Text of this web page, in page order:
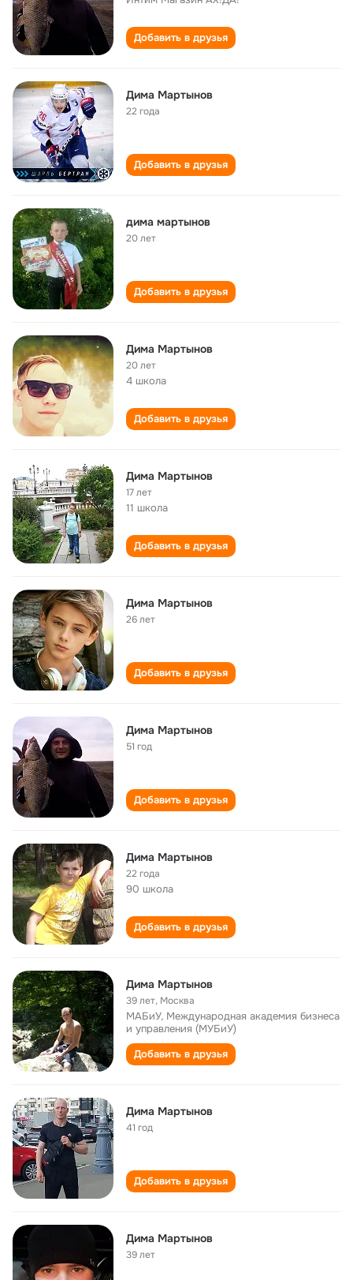
Добавить в друзья
Дима Мартынов
22 года
Добавить в друзья
дима мартынов
20 лет
Добавить в друзья
Дима Мартынов
20 лет
4 школа
Добавить в друзья
Дима Мартынов
17 лет
11 школа
Добавить в друзья
Дима Мартынов
26 лет
Добавить в друзья
Дима Мартынов
51 год
Добавить в друзья
Дима Мартынов
22 года
90 школа
Добавить в друзья
Дима Мартынов
39 лет, Москва
МАБиУ, Международная академия бизнеса
и управления (МУБиУ)
Добавить в друзья
Дима Мартынов
41 год
Добавить в друзья
Дима Мартынов
39 лет